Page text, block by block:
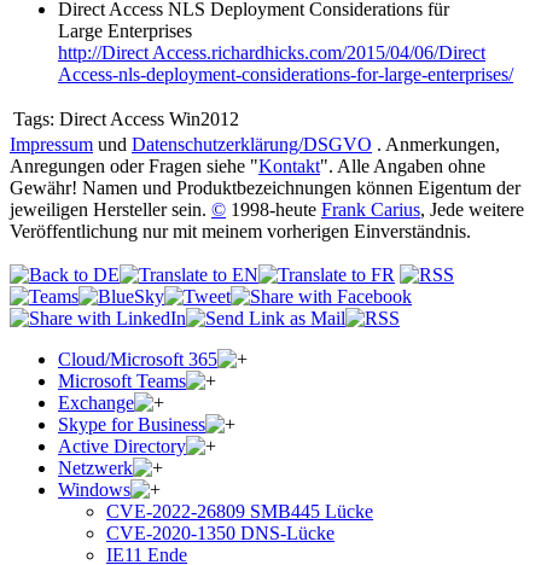
Direct Access NLS Deployment Considerations für
Large Enterprises
http://Direct Access.richardhicks.com/2015/04/06/Direct
Access-nls-deployment-considerations-for-large-enterprises/
Tags: Direct Access Win2012
Impressum und Datenschutzerklärung/DSGVO . Anmerkungen,
Anregungen oder Fragen siehe "Kontakt". Alle Angaben ohne
Gewähr! Namen und Produktbezeichnungen können Eigentum der
jeweiligen Hersteller sein. © 1998-heute Frank Carius, Jede weitere
Veröffentlichung nur mit meinem vorherigen Einverständnis.
Cloud/Microsoft 365
Microsoft Teams
Exchange
Skype for Business
Active Directory
Netzwerk
Windows
CVE-2022-26809 SMB445 Lücke
CVE-2020-1350 DNS-Lücke
IE11 Ende